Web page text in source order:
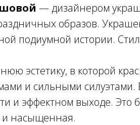
— дизайнером
образов.
подиумной истории.
эстетику, в которой
и сильными силуэтами.
и эффектном выходе.
и насыщенная.